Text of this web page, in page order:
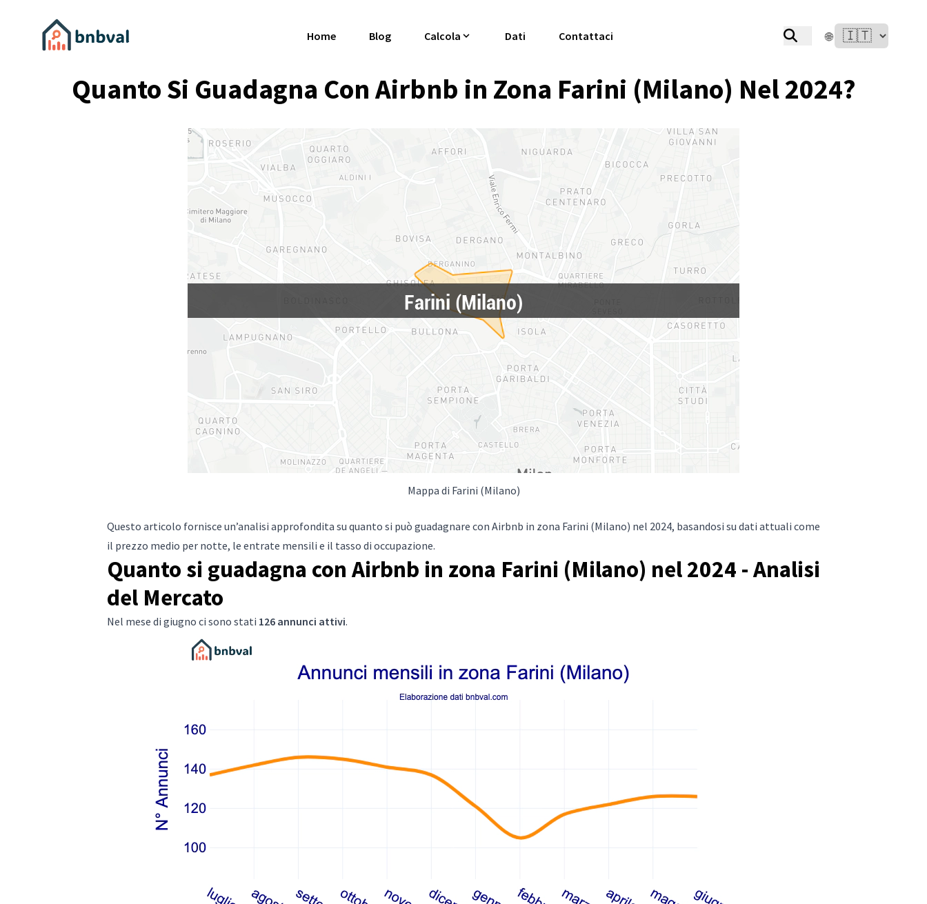
Home Blog Calcola Dati Contattaci 🌐
Quanto Si Guadagna Con Airbnb in Zona Farini (Milano) Nel 2024?
Mappa di Farini (Milano)
Questo articolo fornisce un’analisi approfondita su quanto si può guadagnare con Airbnb in zona Farini (Milano) nel 2024, basandosi su dati attuali come
il prezzo medio per notte, le entrate mensili e il tasso di occupazione.
Quanto si guadagna con Airbnb in zona Farini (Milano) nel 2024 - Analisi
del Mercato
Nel mese di giugno ci sono stati 126 annunci attivi.